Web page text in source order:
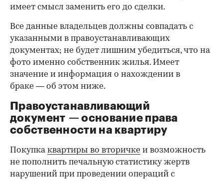
имеет смысл заменить его до сделки.
00:00 / 00:00
Все данные владельцев должны совпадать с
указанными в правоустанавливающих
документах; не будет лишним убедиться, что на
фото именно собственник жилья. Имеет
значение и информация о нахождении в
браке — об этом ниже.
Правоустанавливающий
документ — основание права
собственности на квартиру
Покупкаквартиры во вторичке и возможность
не пополнить печальную статистику жертв
нарушений при проведении операций с